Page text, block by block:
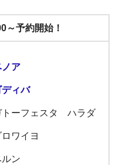
～予約開始！
ノア
ディバ
トーフェスタ ハラダ
ロワイヨ
ン